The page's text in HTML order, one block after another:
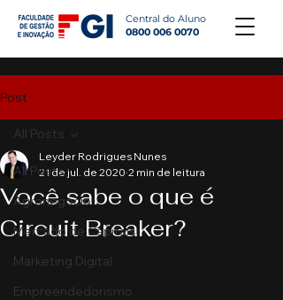
Central do Aluno
0800 006 0070
Post
All Posts
Agronegócio
Mercado de Capitais
Marketing Digital
Empreendedorismo
All Posts
Você sabe o que é
Circuit Breaker?
Leyder Rodrigues Nunes
21 de jul. de 2020 2 min de leitura